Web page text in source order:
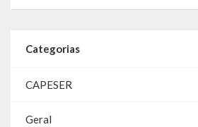
LDO – Lei de Diretrizes Orçamentárias
Categorias
CAPESER
Geral